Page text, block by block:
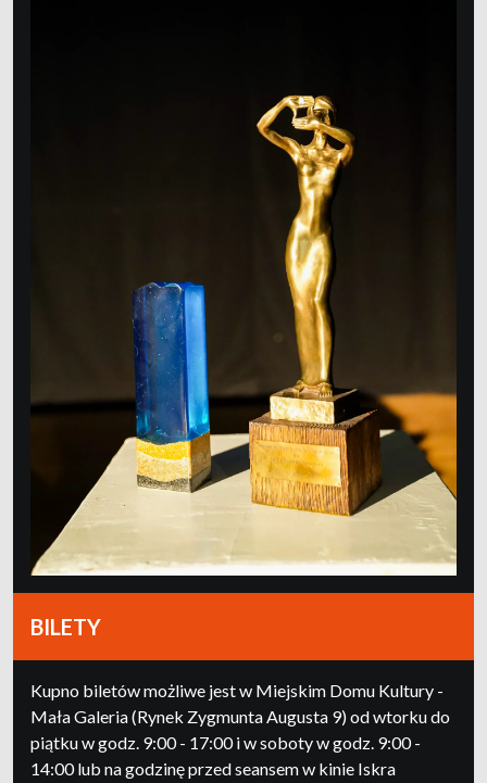
BILETY
Kupno biletów możliwe jest w Miejskim Domu Kultury -
Mała Galeria (Rynek Zygmunta Augusta 9) od wtorku do
piątku w godz. 9:00 - 17:00 i w soboty w godz. 9:00 -
14:00 lub na godzinę przed seansem w kinie Iskra